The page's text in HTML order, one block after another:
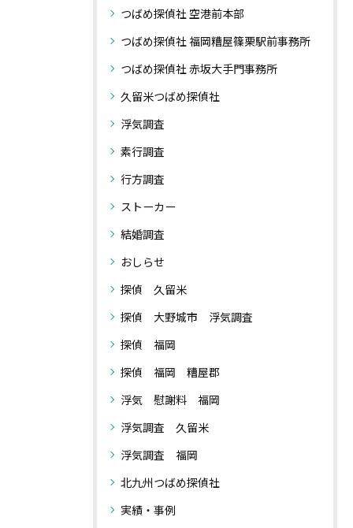
つばめ探偵社 空港前本部
つばめ探偵社 福岡糟屋篠栗駅前事務所
つばめ探偵社 赤坂大手門事務所
久留米つばめ探偵社
浮気調査
素行調査
行方調査
ストーカー
結婚調査
おしらせ
探偵 久留米
探偵 大野城市 浮気調査
探偵 福岡
探偵 福岡 糟屋郡
浮気 慰謝料 福岡
浮気調査 久留米
浮気調査 福岡
北九州つばめ探偵社
実績・事例